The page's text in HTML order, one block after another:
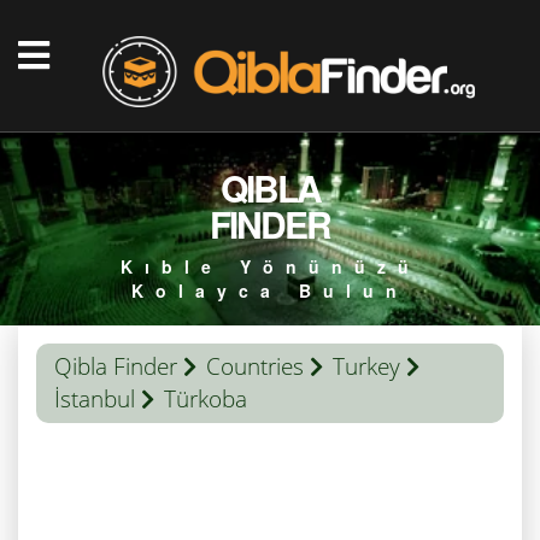
QIBLA
FINDER
Kıble Yönünüzü
Kolayca Bulun
Qibla Finder Countries
Turkey
İstanbul
Türkoba